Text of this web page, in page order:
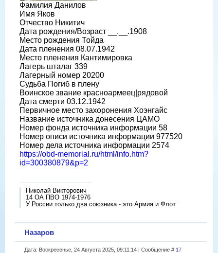
Фамилия Данилов
Имя Яков
Отчество Никитич
Дата рождения/Возраст __.__.1908
Место рождения Тойда
Дата пленения 08.07.1942
Место пленения Кантимировка
Лагерь шталаг 339
Лагерный номер 20200
Судьба Погиб в плену
Воинское звание красноармеец|рядовой
Дата смерти 03.12.1942
Первичное место захоронения Хоэнгайс
Название источника донесения ЦАМО
Номер фонда источника информации 58
Номер описи источника информации 977520
Номер дела источника информации 2574
https://obd-memorial.ru/html/info.htm?
id=300380879&p=2
Николай Викторович
14 ОА ПВО 1974-1976
У России только два союзника - это Армия и Флот
Назаров
Дата: Воскресенье, 24 Августа 2025, 09:11:14 | Сообщение # 17